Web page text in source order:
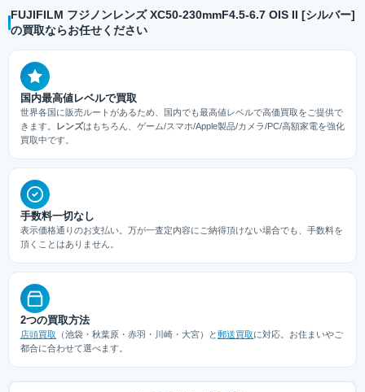
FUJIFILM フジノンレンズ XC50-230mmF4.5-6.7 OIS II [シルバー]
の買取ならお任せください
国内最高値レベルで買取
世界各国に販売ルートがあるため、国内でも最高値レベルで高価買取をご提供で
きます。 レンズはもちろん、ゲーム/スマホ/Apple製品/カメラ/PC/高額家電を強化
買取中です。
手数料一切なし
表示価格通りのお支払い。万が一査定内容にご納得頂けない場合でも、手数料を
頂くことはありません。
2つの買取方法
店頭買取 （池袋・秋葉原・赤羽・川崎・大宮）と郵送買取に対応。お住まいやご
都合に合わせて選べます。